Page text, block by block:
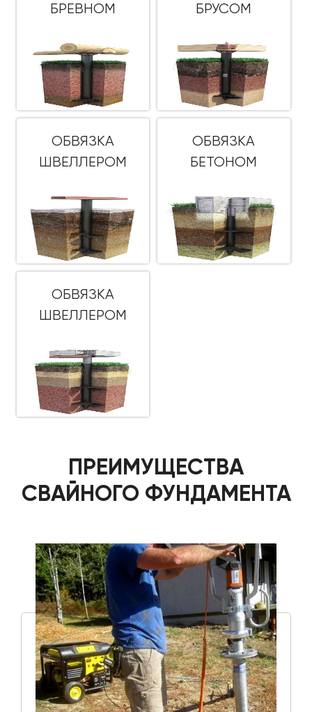
БРЕВНОМ
БРУСОМ
ОБВЯЗКА
ШВЕЛЛЕРОМ
ОБВЯЗКА
БЕТОНОМ
ОБВЯЗКА
ШВЕЛЛЕРОМ
ПРЕИМУЩЕСТВА
СВАЙНОГО ФУНДАМЕНТА